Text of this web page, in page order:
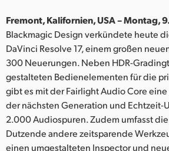
India
Italy
Japan
Korea
Mexico
Malaysia
Fremont, Kalifornien, USA – Montag,
Blackmagic Design verkündete heute
DaVinci Resolve 17, einem großen
300 Neuerungen. Neben HDR-
gestalteten Bedienelementen für die
gibt es mit der Fairlight Audio Core
der nächsten Generation und Echtzeit-
2.000 Audiospuren. Zudem umfasst
Dutzende andere zeitsparende
einen umgestalteten Inspector und